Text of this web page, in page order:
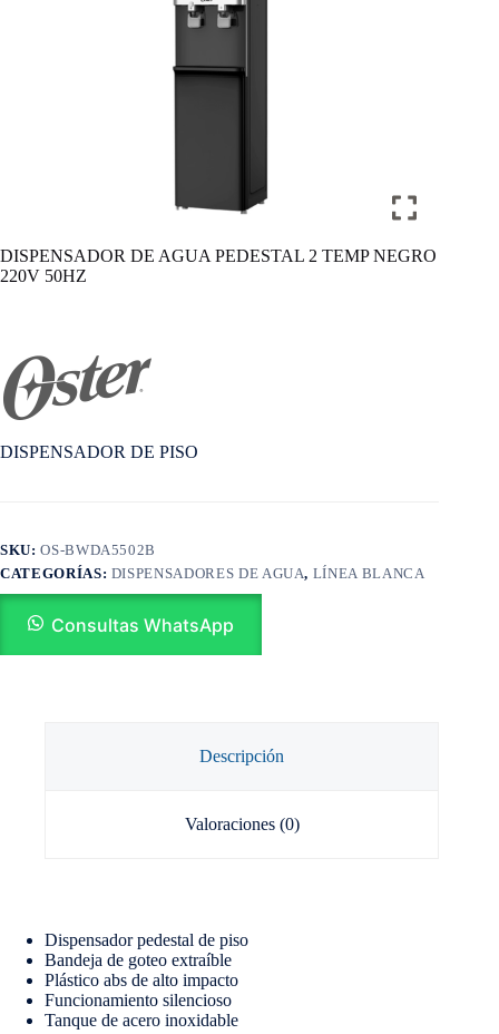
DISPENSADOR DE AGUA PEDESTAL 2 TEMP NEGRO
220V 50HZ
DISPENSADOR DE PISO
SKU:OS-BWDA5502B
CATEGORÍAS: DISPENSADORES DE AGUA, LÍNEA BLANCA
Consultas WhatsApp
Descripción
Valoraciones (0)
Dispensador pedestal de piso
Bandeja de goteo extraíble
Plástico abs de alto impacto
Funcionamiento silencioso
Tanque de acero inoxidable